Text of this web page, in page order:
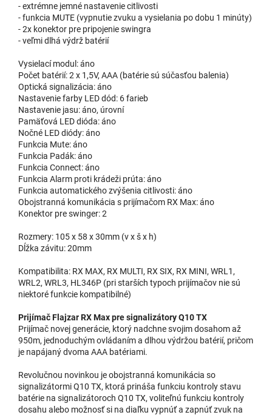
- extrémne jemné nastavenie citlivosti
- funkcia MUTE (vypnutie zvuku a vysielania po dobu 1 minúty)
- 2x konektor pre pripojenie swingra
- veľmi dlhá výdrž batérií
Vysielací modul: áno
Počet batérií: 2 x 1,5V, AAA (batérie sú súčasťou balenia)
Optická signalizácia: áno
Nastavenie farby LED dód: 6 farieb
Nastavenie jasu: áno, úrovní
Pamäťová LED dióda: áno
Nočné LED diódy: áno
Funkcia Mute: áno
Funkcia Padák: áno
Funkcia Connect: áno
Funkcia Alarm proti krádeži prúta: áno
Funkcia automatického zvýšenia citlivosti: áno
Obojstranná komunikácia s prijímačom RX Max: áno
Konektor pre swinger: 2
Rozmery: 105 x 58 x 30mm (v x š x h)
Dĺžka závitu: 20mm
Kompatibilita: RX MAX, RX MULTI, RX SIX, RX MINI, WRL1,
WRL2, WRL3, HL346P (pri starších typoch prijímačov nie sú
niektoré funkcie kompatibilné)
Prijímač Flajzar RX Max pre signalizátory Q10 TX
Prijímač novej generácie, ktorý nadchne svojim dosahom až
950m, jednoduchým ovládaním a dlhou výdržou batérií, pričom
je napájaný dvoma AAA batériami.
Revolučnou novinkou je obojstranná komunikácia so
signalizátormi Q10 TX, ktorá prináša funkciu kontroly stavu
batérie na signalizátoroch Q10 TX, voliteľnú funkciu kontroly
dosahu alebo možnosť si na diaľku vypnúť a zapnúť zvuk na